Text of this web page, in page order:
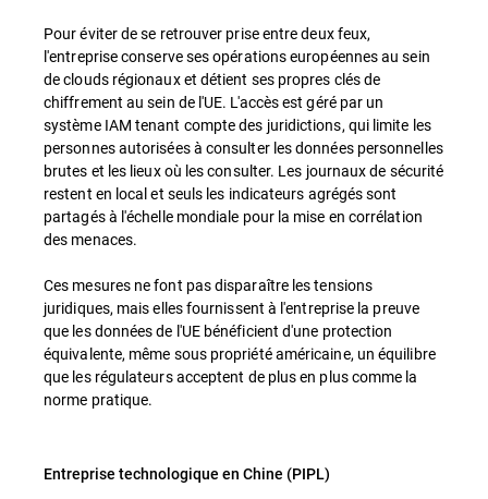
Pour éviter de se retrouver prise entre deux feux,
l'entreprise conserve ses opérations européennes au sein
de clouds régionaux et détient ses propres clés de
chiffrement au sein de l'UE. L'accès est géré par un
système IAM tenant compte des juridictions, qui limite les
personnes autorisées à consulter les données personnelles
brutes et les lieux où les consulter. Les journaux de sécurité
restent en local et seuls les indicateurs agrégés sont
partagés à l'échelle mondiale pour la mise en corrélation
des menaces.
Ces mesures ne font pas disparaître les tensions
juridiques, mais elles fournissent à l'entreprise la preuve
que les données de l'UE bénéficient d'une protection
équivalente, même sous propriété américaine, un équilibre
que les régulateurs acceptent de plus en plus comme la
norme pratique.
Entreprise technologique en Chine (PIPL)